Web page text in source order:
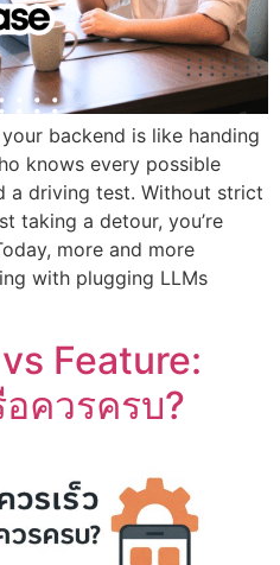
backend is like handing
knows every possible
a driving test. Without strict
taking a detour, you’re
more and more
with plugging LLMs
Feature:
ควรครบ?